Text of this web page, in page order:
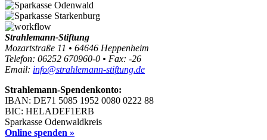
Strahlemann-Stiftung
Mozartstraße 11 • 64646 Heppenheim
Telefon: 06252 670960-0 • Fax: -26
Email: info@strahlemann-stiftung.de
Strahlemann-Spendenkonto:
IBAN: DE71 5085 1952 0080 0222 88
BIC: HELADEF1ERB
Sparkasse Odenwaldkreis
Online spenden »